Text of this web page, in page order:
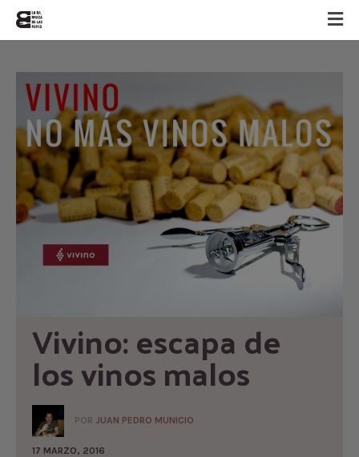
Vivino: escapa de
los vinos malos
POR JUAN PEDRO MUNICIO
17 MARZO, 2016